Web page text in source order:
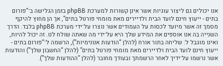
אנו יכולים גם ליצור עוגיות אשר אינן קשורות למערכת phpBB בזמן הגלישה ב־“פורום
בתים - ייעוץ חינם לועד הבית ולדיירים מאת מומחי פורטל בתים”, אך הן מחוץ להיקף
מסמך זה אשר מיועד לכסות על העמודים אשר נוצרו על־ידי מערכת phpBB בלבד. הדרך
השנייה בה אנו אוספים את המידע שלך היא על־ידי מה שאתה שולח לנו. זה יכול להיות,
ואינו מוגבל ל: שליחה בתור אורח (להלן “הודעות אנונימיות”), הרשמה ל־“פורום בתים -
ייעוץ חינם לועד הבית ולדיירים מאת מומחי פורטל בתים” (להלן “החשבון שלך”) והודעות
אשר נרשמו על־ידיך לאחר הרשמתך ובעודך מחובר (להלן “ההודעות שלך”).